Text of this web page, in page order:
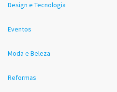
Design e Tecnologia
Eventos
Moda e Beleza
Reformas